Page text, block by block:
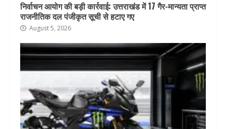
निर्वाचन आयोग की बड़ी कार्रवाई: उत्तराखंड में 17 गैर-मान्यता प्राप्त
राजनीतिक दल पंजीकृत सूची से हटाए गए
August 5, 2026